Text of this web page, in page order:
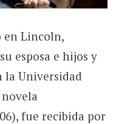
Lincoln,
esposa e hijos y
la Universidad
fue recibida por